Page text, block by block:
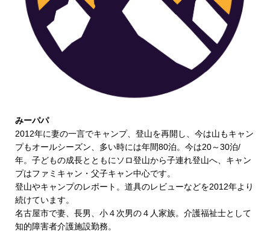
みーパパ
2012年に妻の一言でキャンプ、登山を再開し、今は山もキャン
プもオールシーズン、多い時には年間80泊。今は20～30泊/
年。子どもの成長とともにソロ登山から子連れ登山へ、キャン
プはファミキャン・父子キャン中心です。
登山やキャンプのレポート。道具のレビューなどを2012年より
続けています。
名古屋市で妻、長男、小４次男の４人家族。介護福祉士として
知的障害者介護施設勤務。